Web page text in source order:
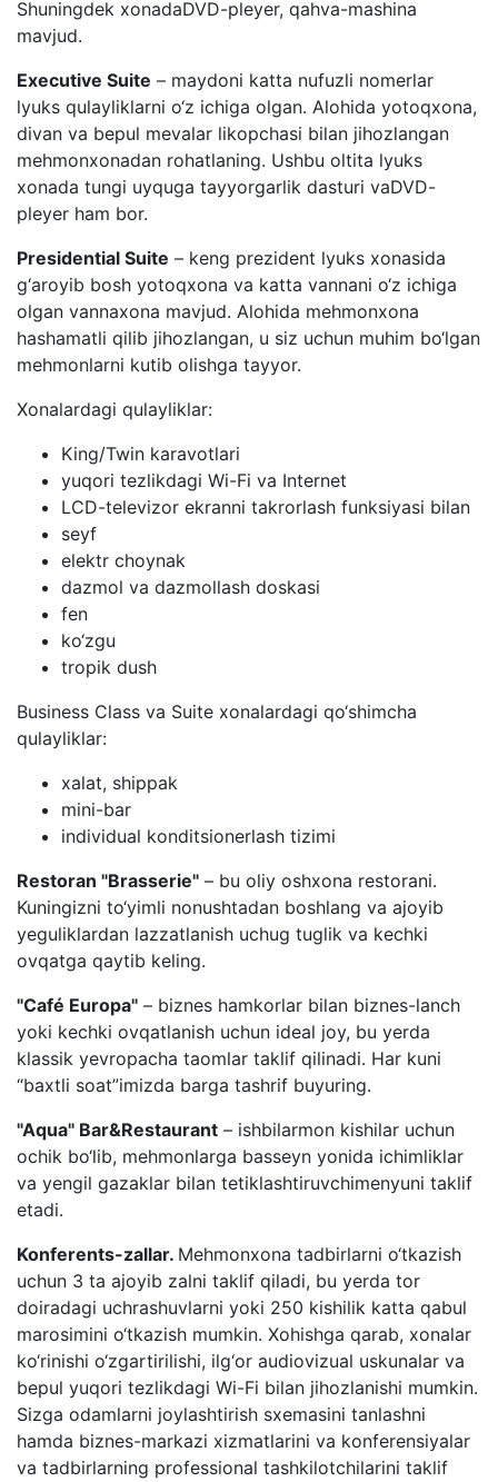
Shuningdek xonadaDVD-pleyer, qahva-mashina
mavjud.
Executive Suite – maydoni katta nufuzli nomerlar
lyuks qulayliklarni o‘z ichiga olgan. Alohida yotoqxona,
divan va bepul mevalar likopchasi bilan jihozlangan
mehmonxonadan rohatlaning. Ushbu oltita lyuks
xonada tungi uyquga tayyorgarlik dasturi vaDVD-
pleyer ham bor.
Presidential Suite – keng prezident lyuks xonasida
g‘aroyib bosh yotoqxona va katta vannani o‘z ichiga
olgan vannaxona mavjud. Alohida mehmonxona
hashamatli qilib jihozlangan, u siz uchun muhim bo‘lgan
mehmonlarni kutib olishga tayyor.
Xonalardagi qulayliklar:
King/Twin karavotlari
yuqori tezlikdagi Wi-Fi va Internet
LCD-televizor ekranni takrorlash funksiyasi bilan
seyf
elektr choynak
dazmol va dazmollash doskasi
fen
ko‘zgu
tropik dush
Business Class va Suite xonalardagi qo‘shimcha
qulayliklar:
xalat, shippak
mini-bar
individual konditsionerlash tizimi
Restoran "Brasserie" – bu oliy oshxona restorani.
Kuningizni to‘yimli nonushtadan boshlang va ajoyib
yeguliklardan lazzatlanish uchug tuglik va kechki
ovqatga qaytib keling.
"Café Europa" – biznes hamkorlar bilan biznes-lanch
yoki kechki ovqatlanish uchun ideal joy, bu yerda
klassik yevropacha taomlar taklif qilinadi. Har kuni
“baxtli soat”imizda barga tashrif buyuring.
"Aqua" Bar&Restaurant – ishbilarmon kishilar uchun
ochik bo‘lib, mehmonlarga basseyn yonida ichimliklar
va yengil gazaklar bilan tetiklashtiruvchimenyuni taklif
etadi.
Konferents-zallar. Mehmonxona tadbirlarni o‘tkazish
uchun 3 ta ajoyib zalni taklif qiladi, bu yerda tor
doiradagi uchrashuvlarni yoki 250 kishilik katta qabul
marosimini o‘tkazish mumkin. Xohishga qarab, xonalar
ko‘rinishi o‘zgartirilishi, ilg‘or audiovizual uskunalar va
bepul yuqori tezlikdagi Wi-Fi bilan jihozlanishi mumkin.
Sizga odamlarni joylashtirish sxemasini tanlashni
hamda biznes-markazi xizmatlarini va konferensiyalar
va tadbirlarning professional tashkilotchilarini taklif